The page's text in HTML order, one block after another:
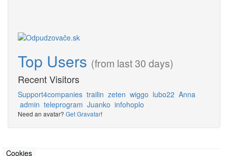
Top Users (from last 30 days)
Recent Visitors
Support4companies trailin zeten wiggo lubo22 Anna
admin teleprogram Juanko infohoplo
Need an avatar? Get Gravatar!
Cookies